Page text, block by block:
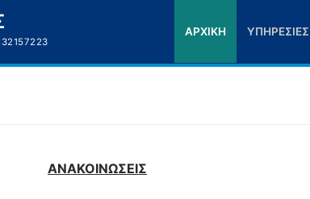
ΑΡΧΙΚΉ ΥΠΗΡΕΣΊΕΣ
ΑΝΑΚΟΙΝΩΣΕΙΣ